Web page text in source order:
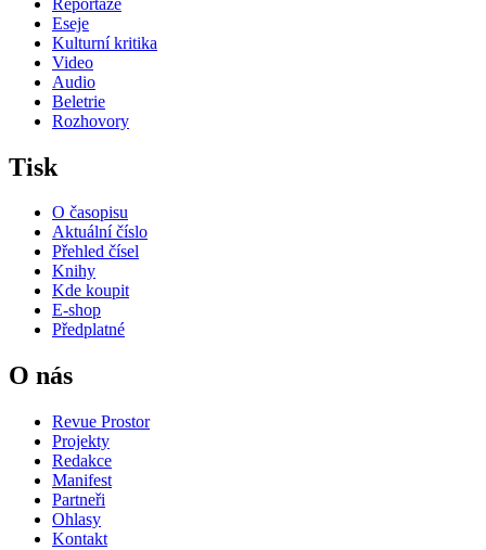
Eseje
Kulturní kritika
Video
Audio
Beletrie
Rozhovory
Tisk
O časopisu
Aktuální číslo
Přehled čísel
Knihy
Kde koupit
E-shop
Předplatné
O nás
Revue Prostor
Projekty
Redakce
Manifest
Partneři
Ohlasy
Kontakt